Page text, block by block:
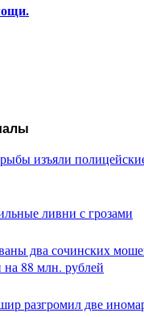
изъяли
ливни с грозами
два сочинских
88 млн. рублей
разгромил две